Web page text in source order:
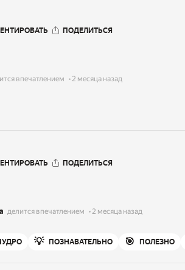
ПОДЕЛИТЬСЯ
впечатлением 2 месяца назад
ПОДЕЛИТЬСЯ
делится впечатлением 2 месяца назад
💡 ПОЗНАВАТЕЛЬНО 🎯 ПОЛЕЗНО